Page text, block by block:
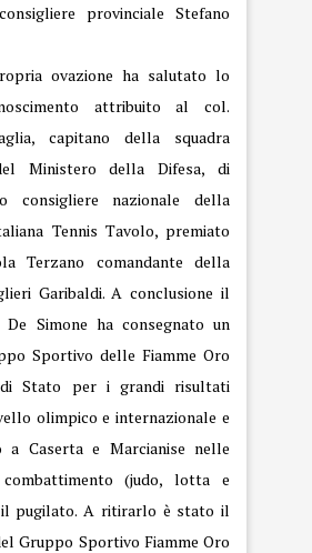
provinciale Stefano
ovazione ha salutato lo
attribuito al col.
capitano della squadra
Ministero della Difesa, di
consigliere nazionale della
Tennis Tavolo, premiato
Terzano comandante della
Garibaldi. A conclusione il
Simone ha consegnato un
Sportivo delle Fiamme Oro
Stato per i grandi risultati
olimpico e internazionale e
a Caserta e Marcianise nelle
(judo, lotta e
pugilato. A ritirarlo è stato il
Gruppo Sportivo Fiamme Oro